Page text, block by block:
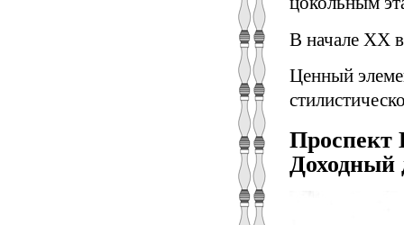
В начале XX
Ценный
Проспект
Доходный